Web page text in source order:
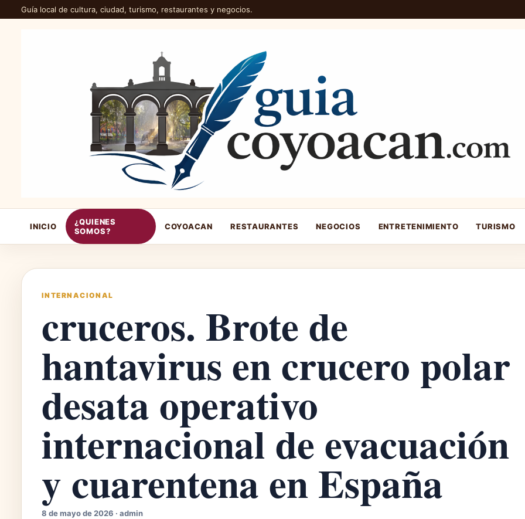
Guía local de cultura, ciudad, turismo, restaurantes y negocios.
INICIO
¿QUIENES
SOMOS?
COYOACAN RESTAURANTES NEGOCIOS ENTRETENIMIENTO TURISMO
INTERNACIONAL
cruceros. Brote de
hantavirus en crucero polar
desata operativo
internacional de evacuación
y cuarentena en España
8 de mayo de 2026 · admin